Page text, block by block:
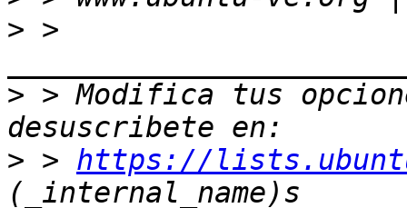
> >
> > Modifica tus
> > https://